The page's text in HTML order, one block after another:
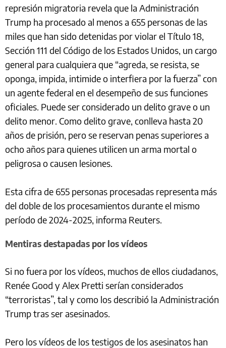
represión migratoria revela que la Administración
Trump ha procesado al menos a 655 personas de las
miles que han sido detenidas por violar el Título 18,
Sección 111 del Código de los Estados Unidos, un cargo
general para cualquiera que “agreda, se resista, se
oponga, impida, intimide o interfiera por la fuerza” con
un agente federal en el desempeño de sus funciones
oficiales. Puede ser considerado un delito grave o un
delito menor. Como delito grave, conlleva hasta 20
años de prisión, pero se reservan penas superiores a
ocho años para quienes utilicen un arma mortal o
peligrosa o causen lesiones.
Esta cifra de 655 personas procesadas representa más
del doble de los procesamientos durante el mismo
período de 2024-2025, informa Reuters.
Mentiras destapadas por los vídeos
Si no fuera por los vídeos, muchos de ellos ciudadanos,
Renée Good y Alex Pretti serían considerados
“terroristas”, tal y como los describió la Administración
Trump tras ser asesinados.
Pero los vídeos de los testigos de los asesinatos han